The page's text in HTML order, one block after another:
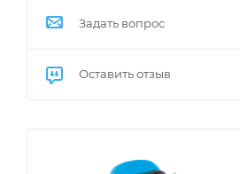
Задать вопрос
Оставить отзыв